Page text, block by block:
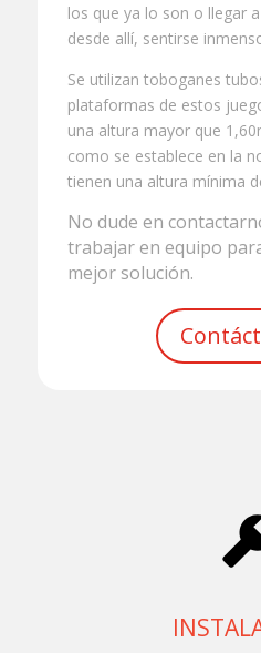
los que ya lo son o llegar
desde allí, sentirse
Se utilizan toboganes
plataformas de estos
una altura mayor que
como se establece en la
tienen una altura mínima
No dude en
trabajar en equipo
mejor solución.